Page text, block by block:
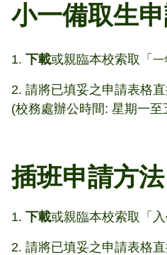
小一備取生
1. 下載或親臨本校索取「 一
2. 請將已填妥之申請表格
(校務處辦公時間: 星期一
插班申請方法
1. 下載或親臨本校索取「入
2. 請將已填妥之申請表格